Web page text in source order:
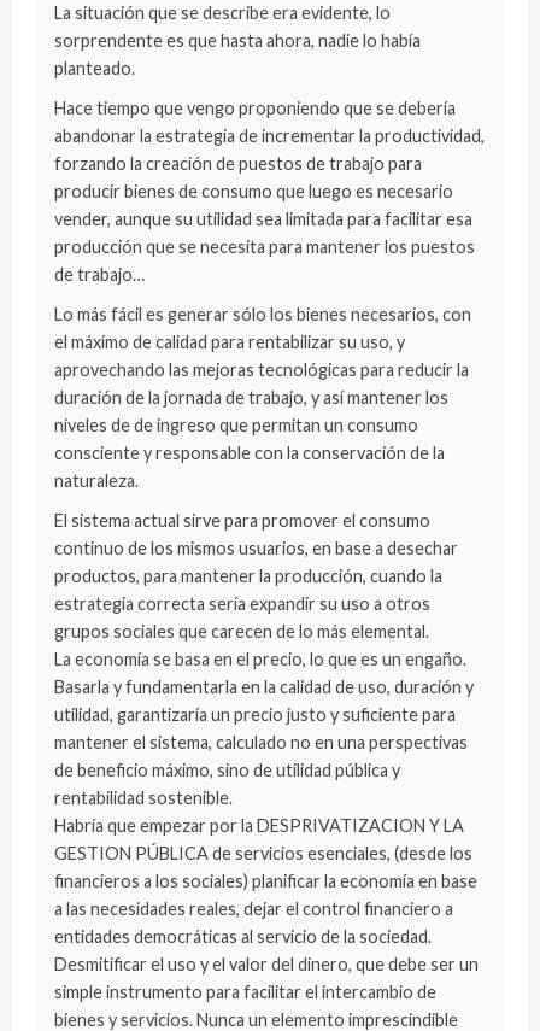
La situación que se describe era evidente, lo
sorprendente es que hasta ahora, nadie lo había
planteado.
Hace tiempo que vengo proponiendo que se debería
abandonar la estrategia de incrementar la productividad,
forzando la creación de puestos de trabajo para
producir bienes de consumo que luego es necesario
vender, aunque su utilidad sea limitada para facilitar esa
producción que se necesita para mantener los puestos
de trabajo…
Lo más fácil es generar sólo los bienes necesarios, con
el máximo de calidad para rentabilizar su uso, y
aprovechando las mejoras tecnológicas para reducir la
duración de la jornada de trabajo, y así mantener los
niveles de de ingreso que permitan un consumo
consciente y responsable con la conservación de la
naturaleza.
El sistema actual sirve para promover el consumo
continuo de los mismos usuarios, en base a desechar
productos, para mantener la producción, cuando la
estrategia correcta sería expandir su uso a otros
grupos sociales que carecen de lo más elemental.
La economía se basa en el precio, lo que es un engaño.
Basarla y fundamentarla en la calidad de uso, duración y
utilidad, garantizaría un precio justo y suficiente para
mantener el sistema, calculado no en una perspectivas
de beneficio máximo, sino de utilidad pública y
rentabilidad sostenible.
Habría que empezar por la DESPRIVATIZACION Y LA
GESTION PÚBLICA de servicios esenciales, (desde los
financieros a los sociales) planificar la economía en base
a las necesidades reales, dejar el control financiero a
entidades democráticas al servicio de la sociedad.
Desmitificar el uso y el valor del dinero, que debe ser un
simple instrumento para facilitar el intercambio de
bienes y servicios. Nunca un elemento imprescindible